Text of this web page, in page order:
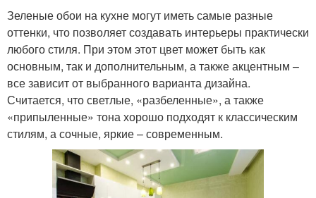
Зеленые обои на кухне могут иметь самые разные
оттенки, что позволяет создавать интерьеры практически
любого стиля. При этом этот цвет может быть как
основным, так и дополнительным, а также акцентным –
все зависит от выбранного варианта дизайна.
Считается, что светлые, «разбеленные», а также
«припыленные» тона хорошо подходят к классическим
стилям, а сочные, яркие – современным.